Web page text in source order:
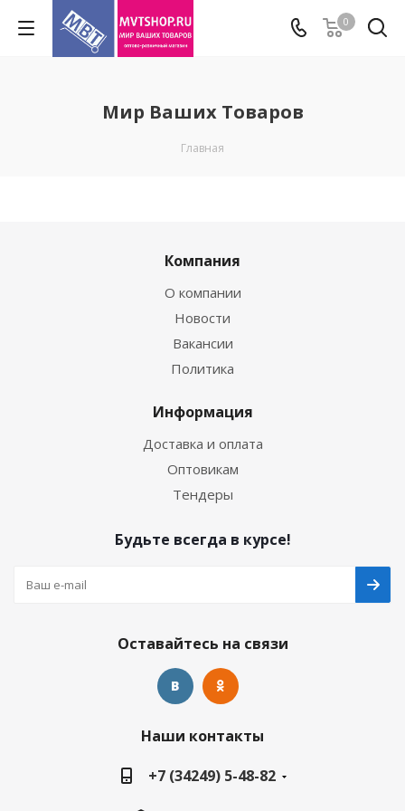
0
Мир Ваших Товаров
Главная
Компания
О компании
Новости
Вакансии
Политика
Информация
Доставка и оплата
Оптовикам
Тендеры
Будьте всегда в курсе!
Оставайтесь на связи
Наши контакты
+7 (34249) 5-48-82